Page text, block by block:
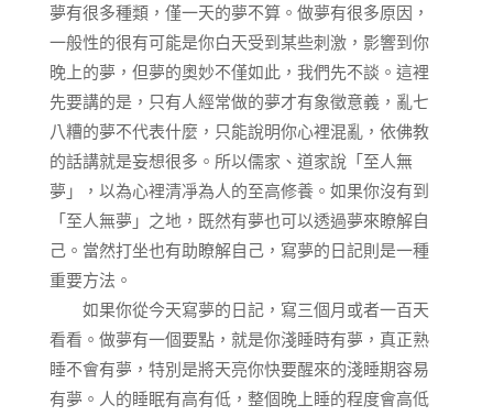
夢有很多種類，僅一天的夢不算。做夢有很多原因，
一般性的很有可能是你白天受到某些刺激，影響到你
晚上的夢，但夢的奧妙不僅如此，我們先不談。這裡
先要講的是，只有人經常做的夢才有象徵意義，亂七
八糟的夢不代表什麼，只能說明你心裡混亂，依佛教
的話講就是妄想很多。所以儒家、道家說「至人無
夢」，以為心裡清凈為人的至高修養。如果你沒有到
「至人無夢」之地，既然有夢也可以透過夢來瞭解自
己。當然打坐也有助瞭解自己，寫夢的日記則是一種
重要方法。
如果你從今天寫夢的日記，寫三個月或者一百天
看看。做夢有一個要點，就是你淺睡時有夢，真正熟
睡不會有夢，特別是將天亮你快要醒來的淺睡期容易
有夢。人的睡眠有高有低，整個晚上睡的程度會高低